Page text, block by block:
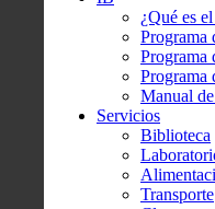
¿Qué es
Programa
Programa
Programa
Manual
Servicios
Biblioteca
Transporte